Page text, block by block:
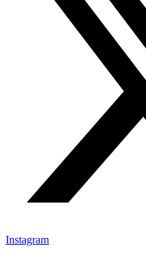
Instagram